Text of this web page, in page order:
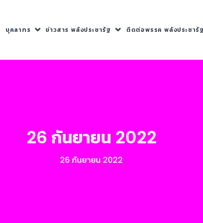
บุคลากร ข่าวสาร พลังประชารัฐ ติดต่อพรรค พลังประชารัฐ
26 กันยายน 2022
26 กันยายน 2022